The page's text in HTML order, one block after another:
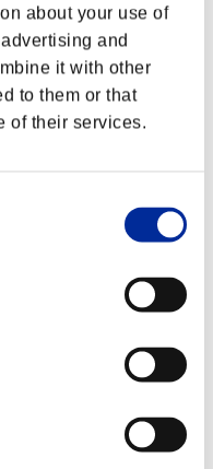
about your use of
and
it with other
to them or that
of their services.